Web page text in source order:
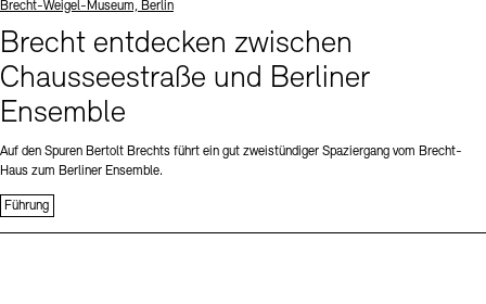
Standort
Brecht-Weigel-Museum, Berlin
Brecht entdecken zwischen
Chausseestraße und Berliner
Ensemble
Auf den Spuren Bertolt Brechts führt ein gut zweistündiger Spaziergang vom Brecht-
Haus zum Berliner Ensemble.
Führung